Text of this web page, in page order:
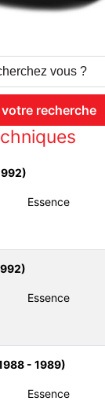
Essence
Essence
- 1989)
Essence